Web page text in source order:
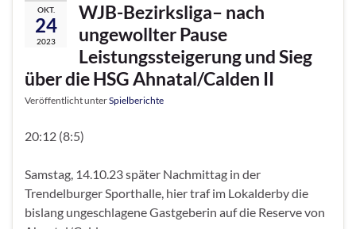
OKT.
24
2023
WJB-Bezirksliga– nach
ungewollter Pause
Leistungssteigerung und Sieg
über die HSG Ahnatal/Calden II
Veröffentlicht unterSpielberichte
20:12 (8:5)
Samstag, 14.10.23 später Nachmittag in der
Trendelburger Sporthalle, hier traf im Lokalderby die
bislang ungeschlagene Gastgeberin auf die Reserve von